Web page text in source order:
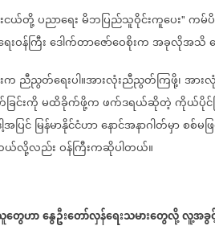
ငယ်တို့ပညာရေးမိဘပြည်သူဝိုင်းကူပေး" ကမ်ပိ
းဝန်ကြီးဒေါက်တာဇော်ဝေစိုးကအခုလိုအသိ‌
က ညီညွတ်ရေးပါ။အားလုံးညီညွတ်ကြဖို့၊အား
ြင်းကိုမထိခိုက်ဖို့ကဖက်ဒရယ်ဆိုတဲ့ကိုယ်ပိုင်ပ
အပြင်မြန်မာနိုင်ငံဟာနောင်အနာဂါတ်မှာစစ်မ
ယ်လို့လည်းဝန်ကြီးကဆိုပါတယ်။
တွေဟာနွေဦးတော်လှန်ရေးသမားတွေလို့လူ့အခွ